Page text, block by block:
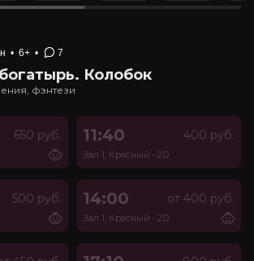
• 6+ • 7
Колобок
фэнтези
650 руб. 11:40 400 руб.
Зал 1, Красный • 2D
500 руб. 14:00 от 400 руб.
Зал 1, Красный • 2D